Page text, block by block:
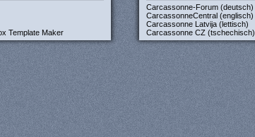
Template Maker
Carcassonne-Forum (deutsch)
CarcassonneCentral (englisch)
Carcassonne Latvija (lettisch)
Carcassonne CZ (tschechisch)